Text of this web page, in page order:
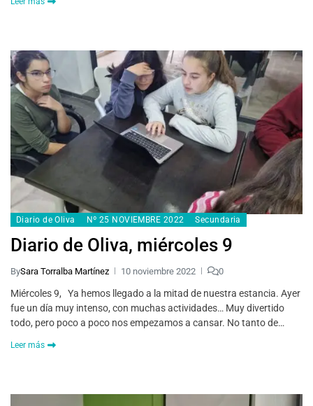
Diario de Oliva Nº 25 NOVIEMBRE 2022 Secundaria
Diario de Oliva, miércoles 9
BySara Torralba Martínez 10 noviembre 2022 0
Miércoles 9, Ya hemos llegado a la mitad de nuestra estancia. Ayer
fue un día muy intenso, con muchas actividades… Muy divertido
todo, pero poco a poco nos empezamos a cansar. No tanto de…
Leer más